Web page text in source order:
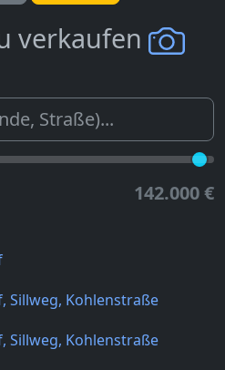
verkaufen
142.000 €
Sillweg, Kohlenstraße
Sillweg, Kohlenstraße